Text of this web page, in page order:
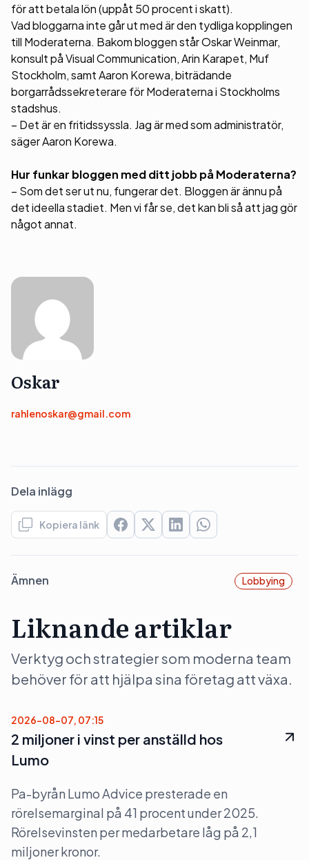
för att betala lön (uppåt 50 procent i skatt).
Vad bloggarna inte går ut med är den tydliga kopplingen
till Moderaterna. Bakom bloggen står Oskar Weinmar,
konsult på Visual Communication, Arin Karapet, Muf
Stockholm, samt Aaron Korewa, biträdande
borgarrådssekreterare för Moderaterna i Stockholms
stadshus.
– Det är en fritidssyssla. Jag är med som administratör,
säger Aaron Korewa.
Hur funkar bloggen med ditt jobb på Moderaterna?
– Som det ser ut nu, fungerar det. Bloggen är ännu på
det ideella stadiet. Men vi får se, det kan bli så att jag gör
något annat.
Oskar
rahlenoskar@gmail.com
Dela inlägg
Kopiera länk
Ämnen Lobbying
Liknande artiklar
Verktyg och strategier som moderna team
behöver för att hjälpa sina företag att växa.
2026-08-07, 07:15
2 miljoner i vinst per anställd hos
Lumo
Pa-byrån Lumo Advice presterade en
rörelsemarginal på 41 procent under 2025.
Rörelsevinsten per medarbetare låg på 2,1
miljoner kronor.